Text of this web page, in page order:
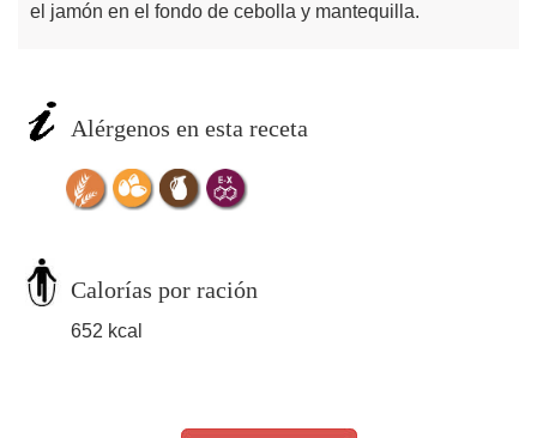
el jamón en el fondo de cebolla y mantequilla.
Alérgenos en esta receta
Calorías por ración
652 kcal